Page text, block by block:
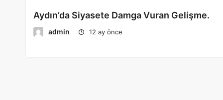
Aydın’da Siyasete Damga Vuran Gelişme.
admin 12 ay önce